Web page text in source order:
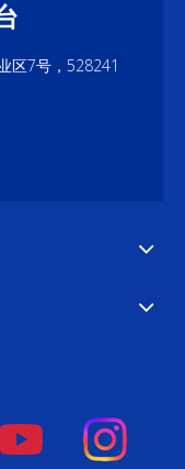
区7号，528241